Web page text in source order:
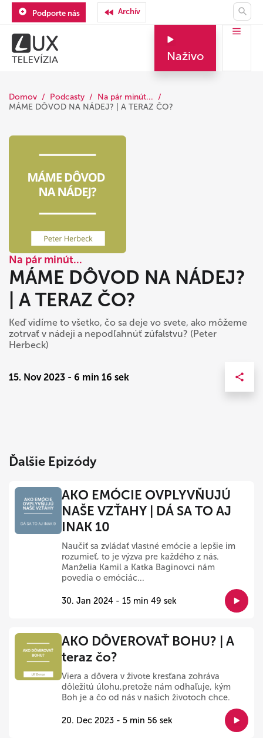
Podporte nás Archív
Naživo
Domov Podcasty
Na pár minút...
MÁME DÔVOD NA NÁDEJ? | A TERAZ ČO?
Na pár minút...
MÁME DÔVOD NA NÁDEJ?
| A TERAZ ČO?
Keď vidíme to všetko, čo sa deje vo svete, ako môžeme
zotrvať v nádeji a nepodľahnúť zúfalstvu? (Peter
Herbeck)
15. Nov 2023 - 6 min 16 sek
Ďalšie Epizódy
AKO EMÓCIE OVPLYVŇUJÚ
NAŠE VZŤAHY | DÁ SA TO AJ
INAK 10
Naučiť sa zvládať vlastné emócie a lepšie im
rozumieť, to je výzva pre každého z nás.
Manželia Kamil a Katka Baginovci nám
povedia o emóciác...
30. Jan 2024 - 15 min 49 sek
AKO DÔVEROVAŤ BOHU? | A
teraz čo?
Viera a dôvera v živote kresťana zohráva
dôležitú úlohu,pretože nám odhaľuje, kým
Boh je a čo od nás v našich životoch chce.
20. Dec 2023 - 5 min 56 sek